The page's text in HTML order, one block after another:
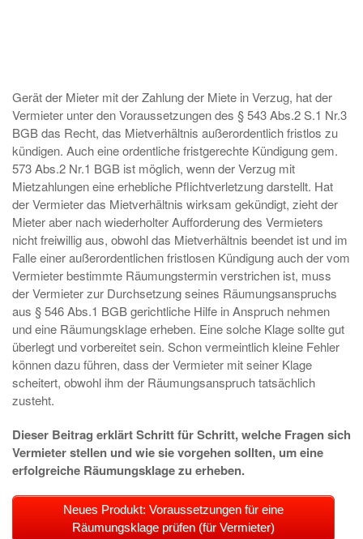
Gerät der Mieter mit der Zahlung der Miete in Verzug, hat der
Vermieter unter den Voraussetzungen des § 543 Abs.2 S.1 Nr.3
BGB das Recht, das Mietverhältnis außerordentlich fristlos zu
kündigen. Auch eine ordentliche fristgerechte Kündigung gem.
573 Abs.2 Nr.1 BGB ist möglich, wenn der Verzug mit
Mietzahlungen eine erhebliche Pflichtverletzung darstellt. Hat
der Vermieter das Mietverhältnis wirksam gekündigt, zieht der
Mieter aber nach wiederholter Aufforderung des Vermieters
nicht freiwillig aus, obwohl das Mietverhältnis beendet ist und im
Falle einer außerordentlichen fristlosen Kündigung auch der vom
Vermieter bestimmte Räumungstermin verstrichen ist, muss
der Vermieter zur Durchsetzung seines Räumungsanspruchs
aus § 546 Abs.1 BGB gerichtliche Hilfe in Anspruch nehmen
und eine Räumungsklage erheben. Eine solche Klage sollte gut
überlegt und vorbereitet sein. Schon vermeintlich kleine Fehler
können dazu führen, dass der Vermieter mit seiner Klage
scheitert, obwohl ihm der Räumungsanspruch tatsächlich
zusteht.
Dieser Beitrag erklärt Schritt für Schritt, welche Fragen sich
Vermieter stellen und wie sie vorgehen sollten, um eine
erfolgreiche Räumungsklage zu erheben.
Neues Produkt: Voraussetzungen für eine
Räumungsklage prüfen (für Vermieter)